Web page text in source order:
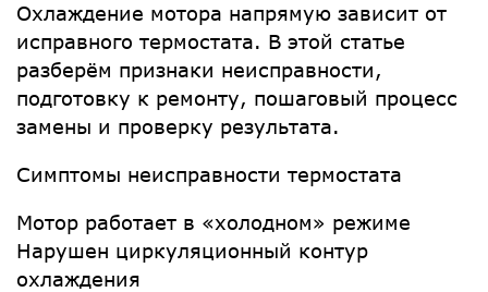
Охлаждение мотора напрямую зависит от
исправного термостата. В этой статье
разберём признаки неисправности,
подготовку к ремонту, пошаговый процесс
замены и проверку результата.
Симптомы неисправности термостата
Мотор работает в «холодном» режиме
Нарушен циркуляционный контур
охлаждения